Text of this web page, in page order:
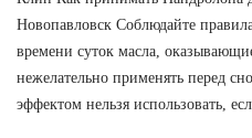
Новопавловск Соблюдайте
времени суток масла,
нежелательно применять перед
эффектом нельзя использовать,